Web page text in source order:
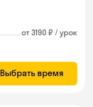
от 3190 ₽ / урок
Выбрать время